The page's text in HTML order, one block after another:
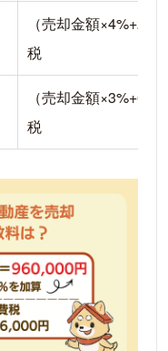
（売却金額×4%+2万
税
（売却金額×3%+6万
税